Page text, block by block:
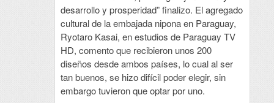
desarrollo y prosperidad” finalizo. El agregado
cultural de la embajada nipona en Paraguay,
Ryotaro Kasai, en estudios de Paraguay TV
HD, comento que recibieron unos 200
diseños desde ambos países, lo cual al ser
tan buenos, se hizo difícil poder elegir, sin
embargo tuvieron que optar por uno.